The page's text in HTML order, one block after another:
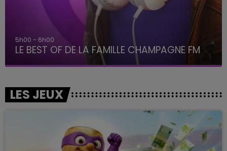
5h00 - 6h00
LE BEST OF DE LA FAMILLE CHAMPAGNE FM
LES JEUX